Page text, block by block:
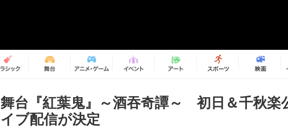
舞台『紅葉鬼』～酒吞奇譚～ 初日＆千秋楽
イブ配信が決定